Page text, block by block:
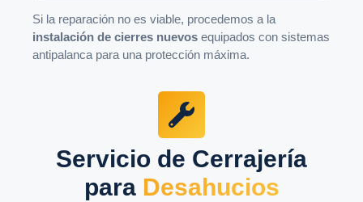
Si la reparación no es viable, procedemos a la
instalación de cierres nuevos equipados con sistemas
antipalanca para una protección máxima.
Servicio de Cerrajería
para Desahucios